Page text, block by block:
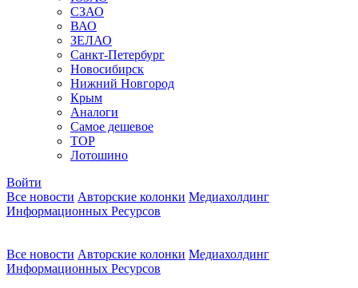
СЗАО
ВАО
ЗЕЛАО
Санкт-Петербург
Новосибирск
Нижний Новгород
Крым
Аналоги
Самое дешевое
TOP
Лотошино
Войти
Все новости Авторские колонки Медиахолдинг
Информационных Ресурсов
Все новости Авторские колонки Медиахолдинг
Информационных Ресурсов